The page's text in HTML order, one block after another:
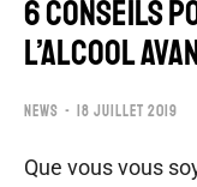
6 CONSEILS
L’ALCOOL
NEWS 18 JUILLET 2019
Que vous vous